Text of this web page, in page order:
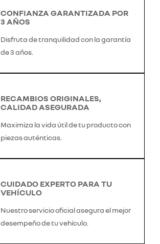
CONFIANZA GARANTIZADA POR
3 AÑOS
Disfruta de tranquilidad con la garantía
de 3 años.
RECAMBIOS ORIGINALES,
CALIDAD ASEGURADA
Maximiza la vida útil de tu producto con
piezas auténticas.
CUIDADO EXPERTO PARA TU
VEHÍCULO
Nuestro servicio oficial asegura el mejor
desempeño de tu vehículo.